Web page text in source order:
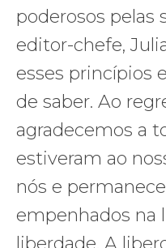
poderosos pelas
editor-chefe,
esses princípios
de saber. Ao
agradecemos a
estiveram ao
nós e
empenhados na
liberdade. A